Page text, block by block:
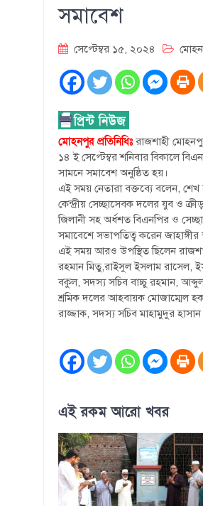
সমাবেশ
সেপ্টেম্বর ১৫, ২০২৪
মোহনপুর প্রতিনিধিঃ রাজশাহী
১৪ ই সেপ্টেম্বর শনিবার বিকালে
সামনে সমাবেশ অনুষ্ঠিত হয়।
এই সময় নেতারা বক্তব্যে বলেন, শেখ
কেন্দ্রীয় সেচ্ছাসেবক দলের যুব ও
জিলানী সহ অর্ধশত বিএনপির ও
সমাবেশে সভাপতিত্ব করেন
এই সময় আরও উপস্থিত ছিলেন
রহমান মিতু,রাইসুল ইসলাম
বকুল, সদস্য সচিব বাচ্চু রহমান,
শ্রমিক দলের আহবায়ক মোজাম্মেল
রাজ্জাক, সদস্য সচিব মাহামুদুর
এই রকম আরো খবর